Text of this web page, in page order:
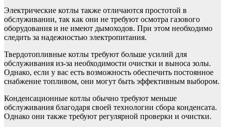
Электрические котлы также отличаются простотой в
обслуживании, так как они не требуют осмотра газового
оборудования и не имеют дымоходов. При этом необходимо
следить за надежностью электропитания.
Твердотопливные котлы требуют больше усилий для
обслуживания из-за необходимости очистки и выноса золы.
Однако, если у вас есть возможность обеспечить постоянное
снабжение топливом, они могут быть эффективным выбором.
Конденсационные котлы обычно требуют меньше
обслуживания благодаря своей технологии сбора конденсата.
Однако они также требуют регулярной проверки и очистки.